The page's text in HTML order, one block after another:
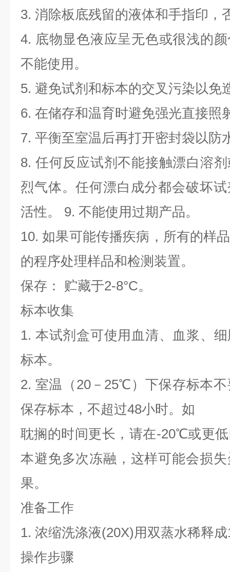
3. 消除板底残留的液体和手指印，
4. 底物显色液应呈无色或很浅的
不能使用。
5. 避免试剂和标本的交叉污染以免
6. 在储存和温育时避免强光直接照
7. 平衡至室温后再打开密封袋以
8. 任何反应试剂不能接触漂白溶
烈气体。任何漂白成分都会破坏
活性。 9. 不能使用过期产品。
10. 如果可能传播疾病，所有的样
的程序处理样品和检测装置。
保存： 贮藏于2-8°C。
标本收集
1. 本试剂盒可使用血清、血浆、
标本。
2. 室温（20－25℃）下保存标本
保存标本，不超过48小时。如
耽搁的时间更长，请在-20℃或更
本避免多次冻融，这样可能会损
果。
准备工作
1. 浓缩洗涤液(20X)用双蒸水稀释
操作步骤